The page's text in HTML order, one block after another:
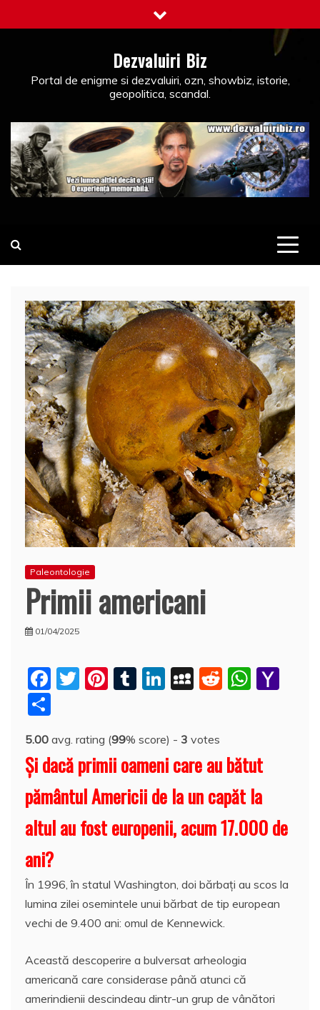
to
Dezvaluiri Biz
Portal de enigme si dezvaluiri, ozn, showbiz, istorie,
geopolitica, scandal.
Paleontologie
Primii americani
01/04/2025
F
e
b
o
o
k
T
er
Pi
e
st
T
bl
r
Li
e
dI
n
M
p
a
c
R
t
W
A
p
p ai
l
rt
aj
e
a
z
ă
5.00 avg. rating (99% score) - 3 votes
Şi dacă primii oameni care au bătut
pământul Americii de la un capăt la
altul au fost europenii, acum 17.000 de
ani?
În 1996, în statul Washington, doi bărbaţi au scos la
lumina zilei osemintele unui bărbat de tip european
vechi de 9.400 ani: omul de Kennewick.
Această descoperire a bulversat arheologia
americană care considerase până atunci că
amerindienii descindeau dintr-un grup de vânători